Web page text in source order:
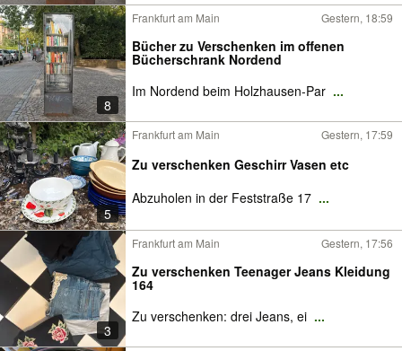
8
Frankfurt am Main Gestern, 18:59
Bücher zu Verschenken im offenen
Bücherschrank Nordend
Im Nordend beim Holzhausen-Par ...
5
Frankfurt am Main Gestern, 17:59
Zu verschenken Geschirr Vasen etc
Abzuholen in der Feststraße 17 ...
3
Frankfurt am Main Gestern, 17:56
Zu verschenken Teenager Jeans Kleidung
164
Zu verschenken: drei Jeans, ei ...